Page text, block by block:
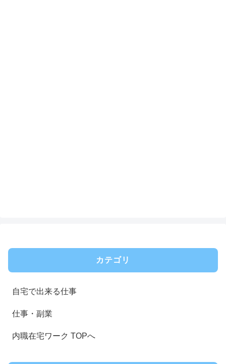
カテゴリ
自宅で出来る仕事
仕事・副業
内職在宅ワーク TOPへ